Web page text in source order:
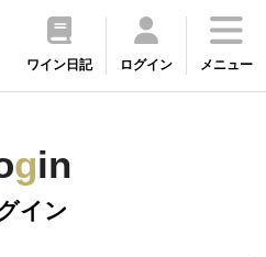
ワイン日記 ログイン メニュー
gin
イン